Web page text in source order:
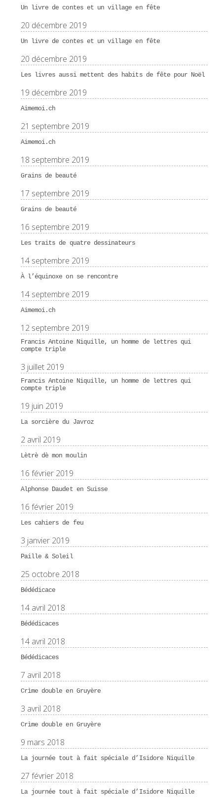
Un livre de contes et un village en fête
20 décembre 2019
Un livre de contes et un village en fête
20 décembre 2019
Les livres aussi mettent des habits de fête pour Noël
19 décembre 2019
Aimemoi.ch
21 septembre 2019
Aimemoi.ch
18 septembre 2019
Grains de beauté
17 septembre 2019
Grains de beauté
16 septembre 2019
Les traits de quatre dessinateurs
14 septembre 2019
À l’équinoxe on se rencontre
14 septembre 2019
Aimemoi.ch
12 septembre 2019
Francis Antoine Niquille, un homme de lettres qui
compte triple
3 juillet 2019
Francis Antoine Niquille, un homme de lettres qui
compte triple
19 juin 2019
La sorcière du Javroz
2 avril 2019
Lètrè dè mon moulin
16 février 2019
Alphonse Daudet en Suisse
16 février 2019
Les cahiers de feu
3 janvier 2019
Paille & Soleil
25 octobre 2018
Bédédicace
14 avril 2018
Bédédicaces
14 avril 2018
Bédédicaces
7 avril 2018
Crìme double en Gruyère
3 avril 2018
Crìme double en Gruyère
9 mars 2018
La journée tout à fait spéciale d’Isidore Niquille
27 février 2018
La journée tout à fait spéciale d’Isidore Niquille